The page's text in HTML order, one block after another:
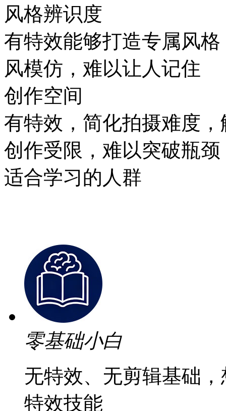
风格辨识度
有特效能够打造专属风
风模仿，难以让人记住
创作空间
有特效，简化拍摄难度
创作受限，难以突破瓶颈
适合学习的人群
零基础小白
无特效、无剪辑基础
特效技能